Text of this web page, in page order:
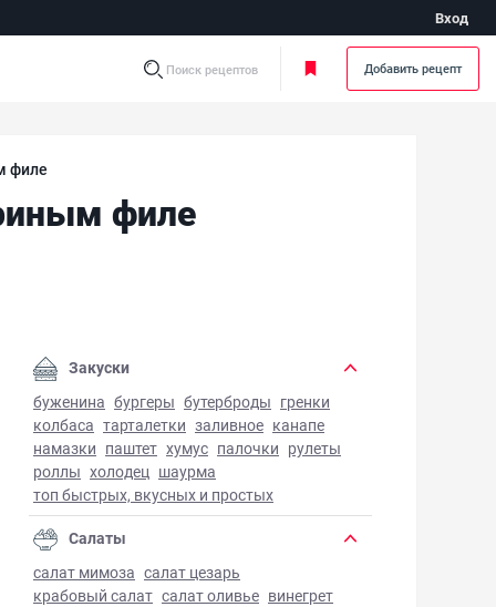
Вход
Поиск рецептов Добавить рецепт
филе
филе
с шампиньонами и нежным куриным филе - фото
Закуски
буженина бургеры бутерброды гренки
колбаса тарталетки заливное канапе
намазки паштет хумус палочки рулеты
роллы холодец шаурма
топ быстрых, вкусных и простых
Салаты
салат мимоза салат цезарь
крабовый салат салат оливье винегрет